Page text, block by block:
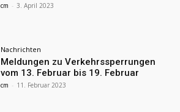
cm - 3. April 2023
Nachrichten
Meldungen zu Verkehrssperrungen
vom 13. Februar bis 19. Februar
cm - 11. Februar 2023